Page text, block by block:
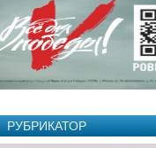
РУБРИКАТОР